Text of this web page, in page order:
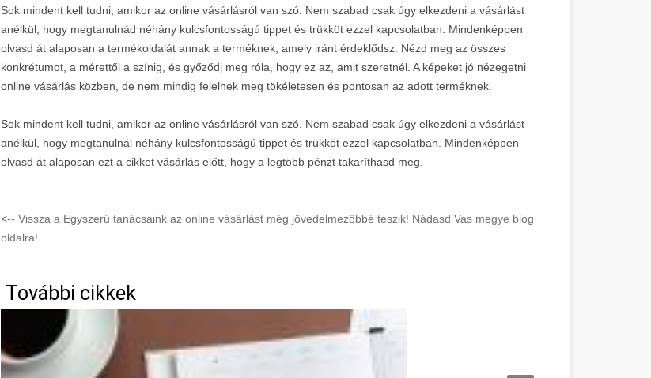
Sok mindent kell tudni, amikor az online vásárlásról van szó. Nem szabad csak úgy elkezdeni a vásárlást
anélkül, hogy megtanulnád néhány kulcsfontosságú tippet és trükköt ezzel kapcsolatban. Mindenképpen
olvasd át alaposan a termékoldalát annak a terméknek, amely iránt érdeklődsz. Nézd meg az összes
konkrétumot, a mérettől a színig, és győződj meg róla, hogy ez az, amit szeretnél. A képeket jó nézegetni
online vásárlás közben, de nem mindig felelnek meg tökéletesen és pontosan az adott terméknek.
Sok mindent kell tudni, amikor az online vásárlásról van szó. Nem szabad csak úgy elkezdeni a vásárlást
anélkül, hogy megtanulnál néhány kulcsfontosságú tippet és trükköt ezzel kapcsolatban. Mindenképpen
olvasd át alaposan ezt a cikket vásárlás előtt, hogy a legtöbb pénzt takaríthasd meg.
<-- Vissza a Egyszerű tanácsaink az online vásárlást még jövedelmezőbbé teszik! Nádasd Vas megye blog
oldalra!
További cikkek